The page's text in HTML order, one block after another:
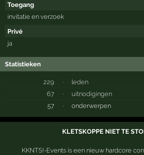
Toegang
invitatie en verzoek
Privé
ja
Statistieken
229 ·
leden
67
·
uitnodigingen
57
· onderwerpen
KLETSKOPPE NIET TE
KKNTS!-Events is een nieuw hardcore